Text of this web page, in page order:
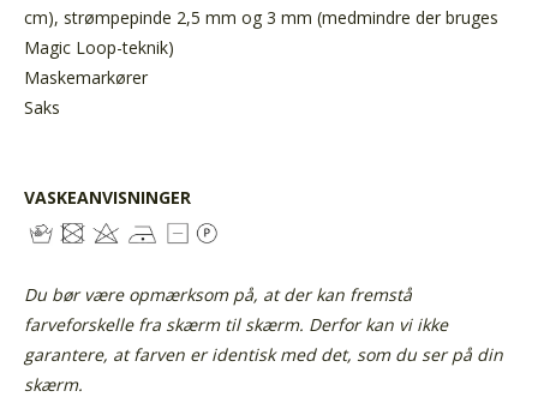
cm), strømpepinde 2,5 mm og 3 mm (medmindre der bruges
Magic Loop-teknik)
Maskemarkører
Saks
VASKEANVISNINGER
Du bør være opmærksom på, at der kan fremstå
farveforskelle fra skærm til skærm. Derfor kan vi ikke
garantere, at farven er identisk med det, som du ser på din
skærm.